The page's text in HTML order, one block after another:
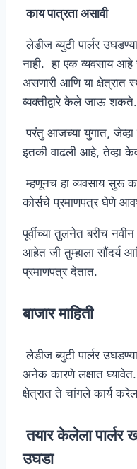
काय पात्रता असावी
लेडीज ब्युटी पार्लर
नाही. हा एक व्यवसाय
असणारी आणि या क्षेत्रात
व्यक्तीद्वारे केले जाऊ शकते.
परंतु आजच्या युगात, जेव्हा
इतकी वाढली आहे, तेव्हा
म्हणूनच हा व्यवसाय सुरू
कोर्सचे प्रमाणपत्र घेणे
पूर्वीच्या तुलनेत बरीच
आहेत जी तुम्हाला सौंदर्य
प्रमाणपत्र देतात.
बाजार माहिती
लेडीज ब्युटी पार्लर
अनेक कारणे लक्षात
क्षेत्रात ते चांगले कार्य
तयार केलेला पार्लर
उघडा